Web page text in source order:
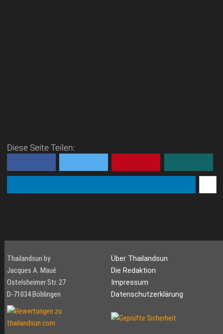
Diese Seite Teilen:
Thailandsun by
Jacques A. Maué
Ostelsheimer Str. 27
D-71034 Böblingen
Über Thailandsun
Die Redaktion
Impressum
Datenschutzerklärung